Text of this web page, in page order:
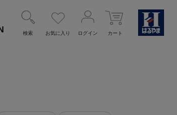
検索 お気に入り ログイン カート